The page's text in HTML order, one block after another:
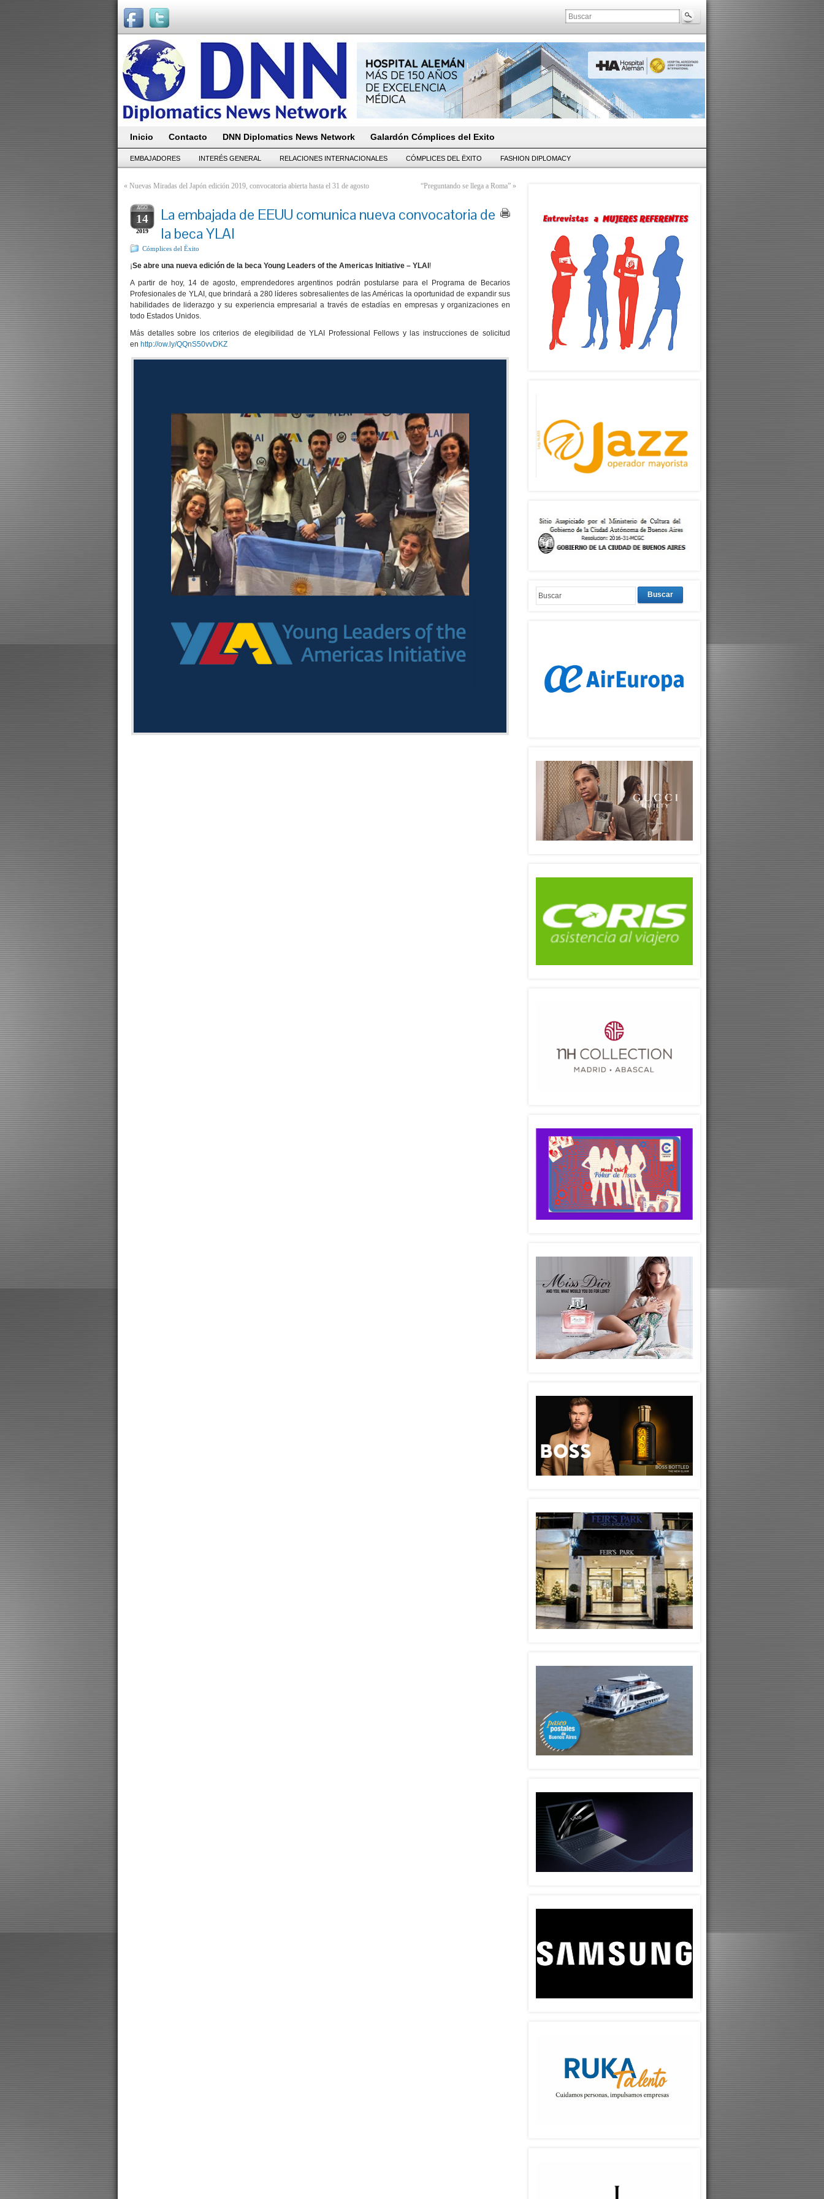
Inicio Contacto DNN Diplomatics News Network Galardón Cómplices del Exito
EMBAJADORES INTERÉS GENERAL RELACIONES INTERNACIONALES CÓMPLICES DEL ËXITO FASHION DIPLOMACY
« Nuevas Miradas del Japón edición 2019, convocatoria abierta hasta el 31 de agosto “Preguntando se llega a Roma” »
AGO
14
2019
La embajada de EEUU comunica nueva convocatoria de
la beca YLAI
Cómplices del Ëxito
¡Se abre una nueva edición de la beca Young Leaders of the Americas Initiative – YLAI !
A partir de hoy, 14 de agosto, emprendedores argentinos podrán postularse para el Programa de Becarios
Profesionales de YLAI, que brindará a 280 líderes sobresalientes de las Américas la oportunidad de expandir sus
habilidades de liderazgo y su experiencia empresarial a través de estadías en empresas y organizaciones en
todo Estados Unidos.
Más detalles sobre los criterios de elegibilidad de YLAI Professional Fellows y las instrucciones de solicitud
en http://ow.ly/QQnS50vvDKZ
Buscar